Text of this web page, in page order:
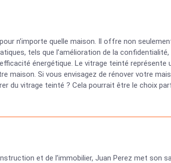
n’importe quelle maison. Il offre non
tels que l’amélioration de la
énergétique. Le vitrage teinté représente
maison. Si vous envisagez de rénover votre
du vitrage teinté ? Cela pourrait être le choix
et de l’immobilier, Juan Perez met son